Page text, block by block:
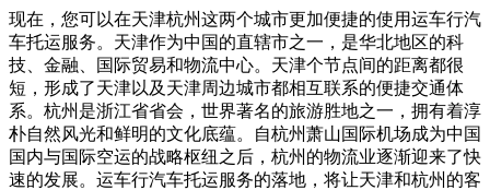
现在，您可以在天津杭州这两个城市更加便捷的使用运车行汽
车托运服务。天津作为中国的直辖市之一，是华北地区的科
技、金融、国际贸易和物流中心。天津个节点间的距离都很
短，形成了天津以及天津周边城市都相互联系的便捷交通体
系。杭州是浙江省省会，世界著名的旅游胜地之一，拥有着淳
朴自然风光和鲜明的文化底蕴。自杭州萧山国际机场成为中国
国内与国际空运的战略枢纽之后，杭州的物流业逐渐迎来了快
速的发展。运车行汽车托运服务的落地，将让天津和杭州的客